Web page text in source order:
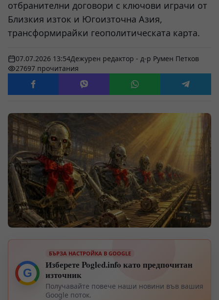
отбранителни договори с ключови играчи от
Близкия изток и Югоизточна Азия,
трансформирайки геополитическата карта.
07.07.2026 13:54Дежурен редактор - д-р Румен Петков
27697 прочитания
G
БЪРЗА НАСТРОЙКА В GOOGLE
Изберете Pogled.info като предпочитан
източник
Получавайте повече наши новини във вашия
Google поток.